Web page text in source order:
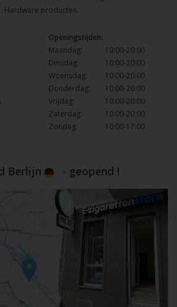
Hardware producten.
Openingstijden:
Maandag:
10:00-20:00
Dinsdag:
10:00-20:00
Woensdag:
10:00-20:00
Donderdag:
10:00-20:00
Vrijdag:
10:00-20:00
Zaterdag:
10:00-20:00
Zondag:
10:00-17:00
Berlijn - geopend !